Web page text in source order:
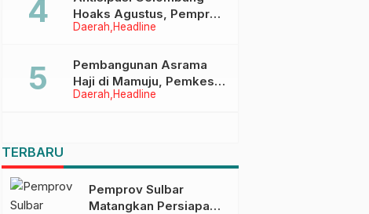
Daerah Headline
Hoaks Agustus, Pemprov
Sulbar Ajak Warga Jaga
Daerah Headline
Pembangunan Asrama
Haji di Mamuju, Pemkesra
dan Kementerian Haji
TERBARU
Pemprov Sulbar
Matangkan Persiapan